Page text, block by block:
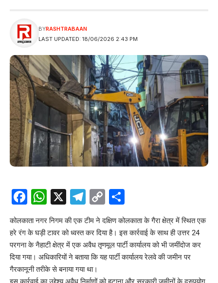
LAST UPDATED: 18/06/2026 2:43 PM
BYRASHTRABAAN
Facebook
WhatsApp
X Telegram
Copy
Link
कोलकाता नगर निगम की एक टीम ने दक्षिण कोलकाता के गैरा क्षेत्र में स्थित एक
हरे रंग के घड़ी टावर को ध्वस्त कर दिया है। इस कार्रवाई के साथ ही उत्तर 24
परगना के नैहाटी क्षेत्र में एक अवैध तृणमूल पार्टी कार्यालय को भी जमींदोज कर
दिया गया। अधिकारियों ने बताया कि यह पार्टी कार्यालय रेलवे की जमीन पर
गैरकानूनी तरीके से बनाया गया था।